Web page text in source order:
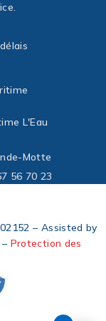
L'Eau
Motte
56 70 23
– Assisted by
Protection des